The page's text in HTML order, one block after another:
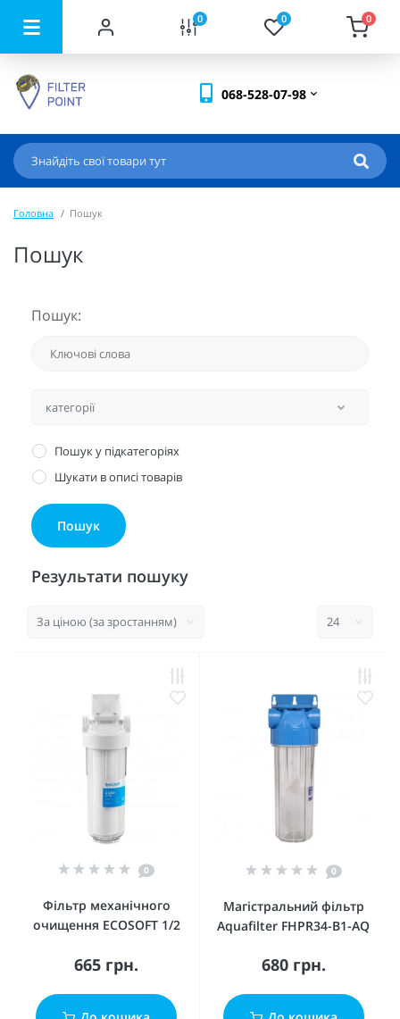
0 0 0
068-528-07-98
Головна Пошук
Пошук
Пошук:
Пошук у підкатегоріях
Шукати в описі товарів
Результати пошуку
0
Фільтр механічного
очищення ECOSOFT 1/2
665 грн.
0
Магістральний фільтр
Aquafilter FHPR34-B1-AQ
680 грн.